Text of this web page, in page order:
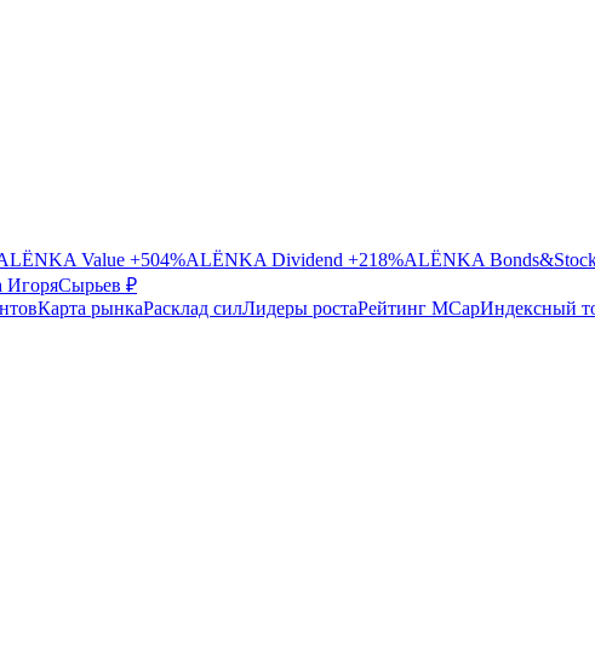
Value +504%ALЁNKA Dividend +218%ALЁNKA
ИгоряСырьев ₽
Карта рынкаРасклад силЛидеры ростаРейтинг MCapИндексный